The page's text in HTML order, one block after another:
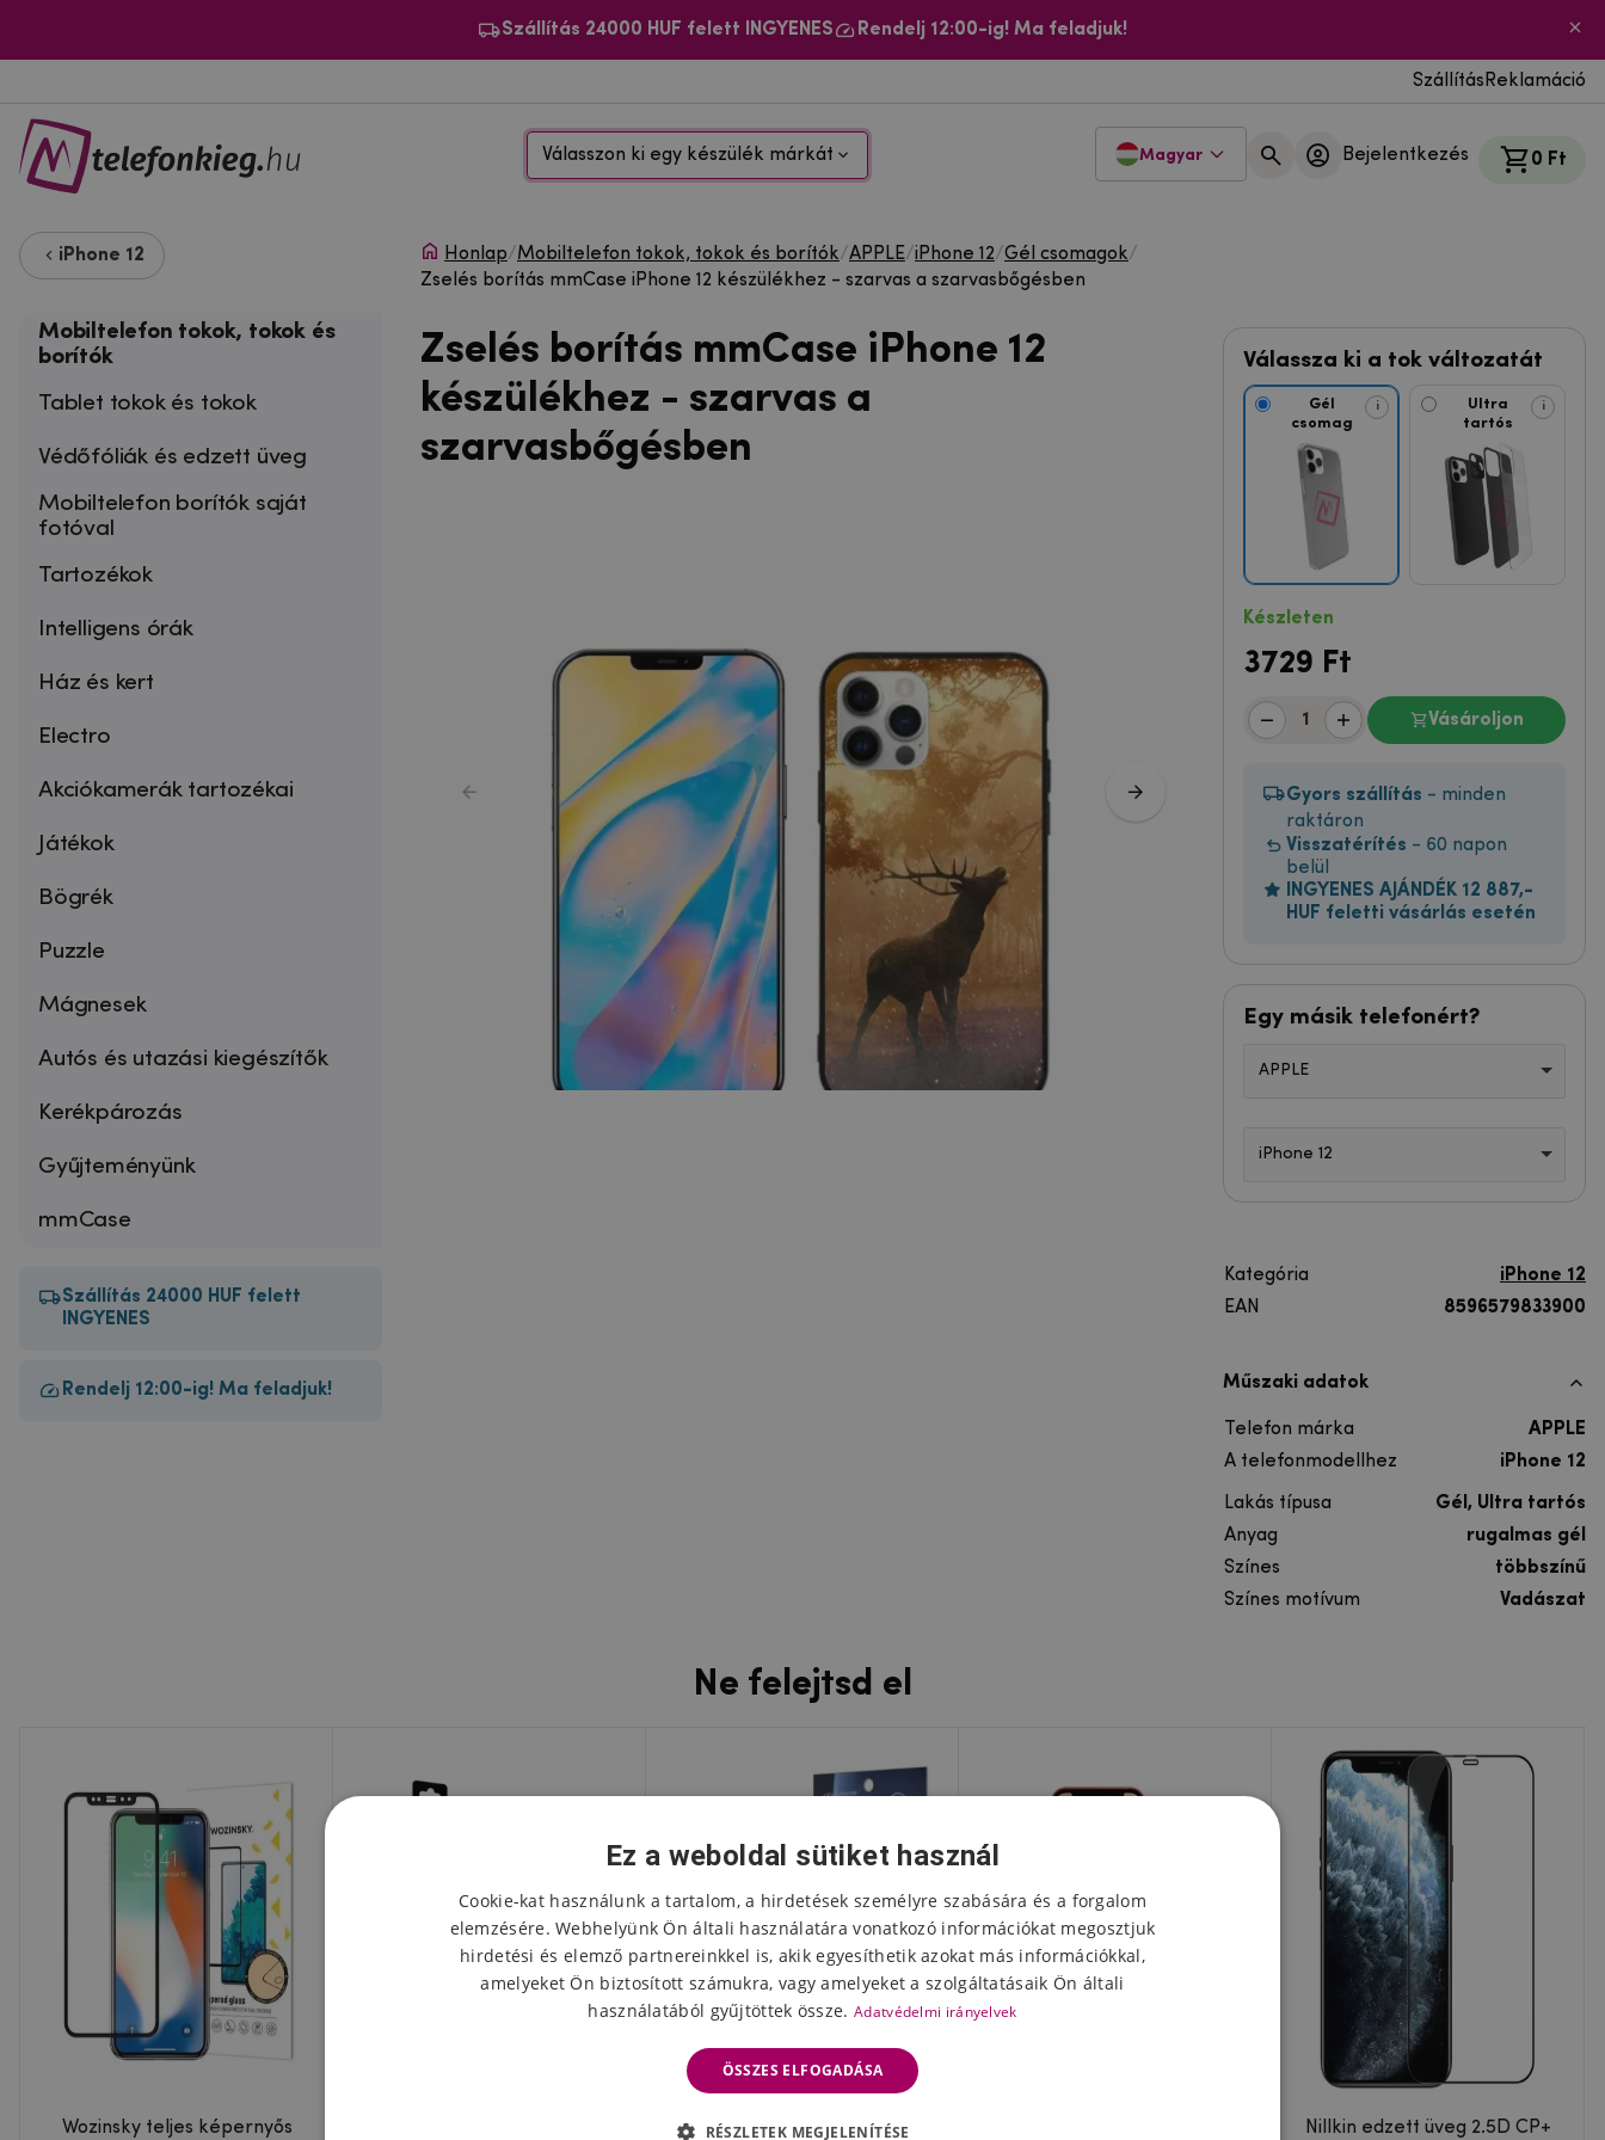
Szállítás 24000 HUF felett INGYENES Rendelj 12:00-ig! Ma feladjuk!
Szállítás Reklamáció
Válasszon ki egy készülék márkát Magyar Bejelentkezés 0 Ft
iPhone 12
Mobiltelefon tokok, tokok és
borítók
Tablet tokok és tokok
Védőfóliák és edzett üveg
Mobiltelefon borítók saját
fotóval
Tartozékok
Intelligens órák
Ház és kert
Electro
Akciókamerák tartozékai
Játékok
Bögrék
Puzzle
Mágnesek
Autós és utazási kiegészítők
Kerékpározás
Gyűjteményünk
mmCase
Szállítás 24000 HUF felett
INGYENES
Rendelj 12:00-ig! Ma feladjuk!
Honlap/Mobiltelefon tokok, tokok és borítók/APPLE/iPhone 12/Gél csomagok/
Zselés borítás mmCase iPhone 12 készülékhez - szarvas a szarvasbőgésben
Zselés borítás mmCase iPhone 12
készülékhez - szarvas a
szarvasbőgésben
Válassza ki a tok változatát
Gél
csomag
i
Ultra
tartós
i
Készleten
3729 Ft
Vásároljon
Gyors szállítás - minden
raktáron
Visszatérítés - 60 napon
belül
INGYENES AJÁNDÉK 12 887,-
HUF feletti vásárlás esetén
Egy másik telefonért?
APPLE
iPhone 12
Kategória
iPhone 12
EAN
8596579833900
Műszaki adatok
Telefon márka
APPLE
A telefonmodellhez
iPhone 12
Lakás típusa
Gél, Ultra tartós
Anyag
rugalmas gél
Színes
többszínű
Színes motívum
Vadászat
Ne felejtsd el
Wozinsky teljes képernyős
9H edzett üvegből készült
Nillkin edzett üveg 2.5D CP+
Ez a weboldal sütiket használ
Cookie-kat használunk a tartalom, a hirdetések személyre szabására és a forgalom
elemzésére. Webhelyünk Ön általi használatára vonatkozó információkat megosztjuk
hirdetési és elemző partnereinkkel is, akik egyesíthetik azokat más információkkal,
amelyeket Ön biztosított számukra, vagy amelyeket a szolgáltatásaik Ön általi
használatából gyűjtöttek össze. Adatvédelmi irányelvek
ÖSSZES ELFOGADÁSA
RÉSZLETEK MEGJELENÍTÉSE